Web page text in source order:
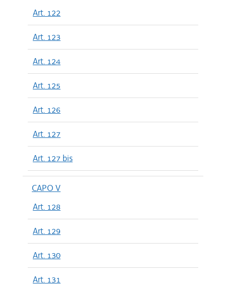
Art. 122
Art. 123
Art. 124
Art. 125
Art. 126
Art. 127
Art. 127 bis
CAPO V
Art. 128
Art. 129
Art. 130
Art. 131